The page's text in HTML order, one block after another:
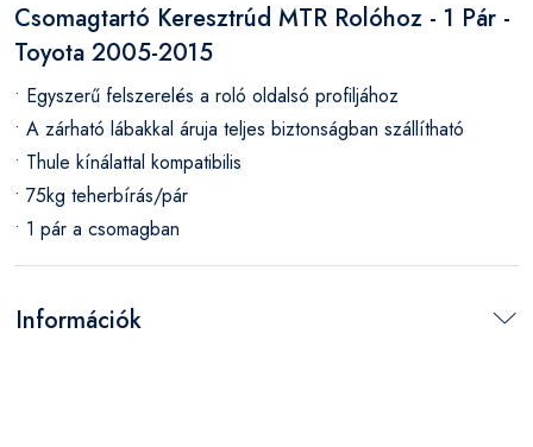
Csomagtartó Keresztrúd MTR Rolóhoz - 1 Pár -
Toyota 2005-2015
• Egyszerű felszerelés a roló oldalsó profiljához
• A zárható lábakkal áruja teljes biztonságban szállítható
• Thule kínálattal kompatibilis
• 75kg teherbírás/pár
• 1 pár a csomagban
Információk